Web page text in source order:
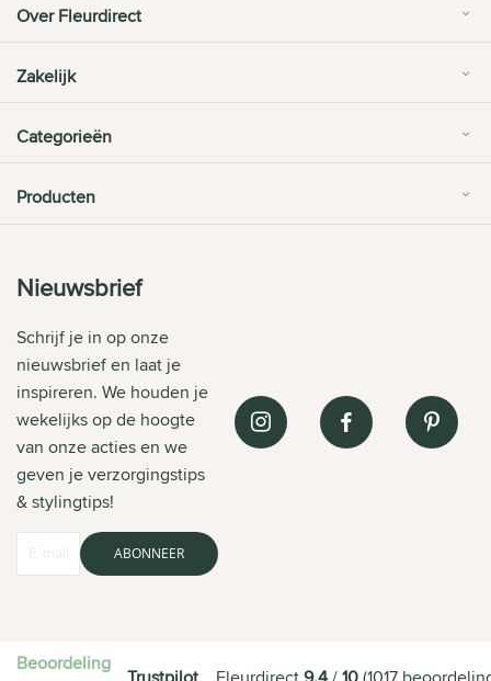
Over Fleurdirect
Zakelijk
Categorieën
Producten
Nieuwsbrief
Schrijf je in op onze
nieuwsbrief en laat je
inspireren. We houden je
wekelijks op de hoogte
van onze acties en we
geven je verzorgingstips
& stylingtips!
ABONNEER
Beoordeling